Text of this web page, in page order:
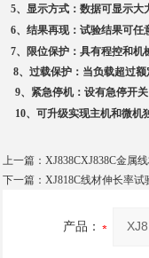
5、显示方式：数据可显示大
6、结果再现：试验结果可任
7、限位保护：具有程控和机
8、过载保护：当负载超过
9、紧急停机：设有急停开
10、可升级实现主机和微机
上一篇： XJ838CXJ838C金属
下一篇： XJ818C线材伸长率试
产品：